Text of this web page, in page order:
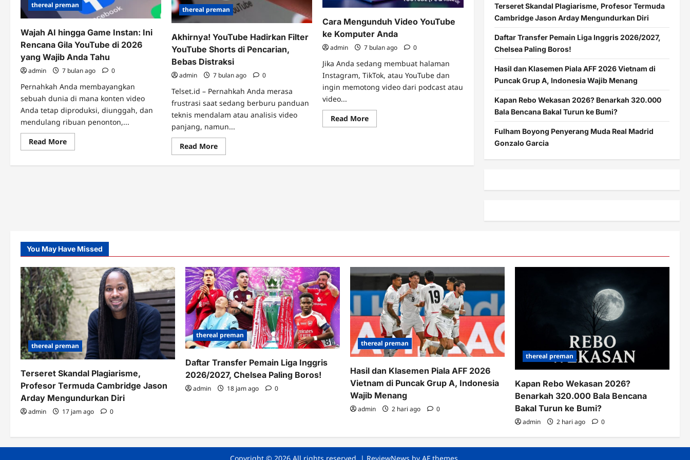
thereal preman
Wajah AI hingga Game Instan: Ini
Rencana Gila YouTube di 2026
yang Wajib Anda Tahu
admin 7 bulan ago 0
Pernahkah Anda membayangkan
sebuah dunia di mana konten video
Anda tetap diproduksi, diunggah, dan
mendulang ribuan penonton,...
Read MoreRead
more
yang
Wajib
Anda
thereal preman
Akhirnya! YouTube Hadirkan Filter
YouTube Shorts di Pencarian,
Bebas Distraksi
admin 7 bulan ago 0
Telset.id – Pernahkah Anda merasa
frustrasi saat sedang berburu panduan
teknis mendalam atau analisis video
panjang, namun...
Read MoreRead
more
Akhirnya!
Cara Mengunduh Video YouTube
ke Komputer Anda
admin 7 bulan ago 0
Jika Anda sedang membuat halaman
Instagram, TikTok, atau YouTube dan
ingin memotong video dari podcast atau
video...
Read MoreRead
more
ke
Terseret Skandal Plagiarisme, Profesor Termuda
Cambridge Jason Arday Mengundurkan Diri
Daftar Transfer Pemain Liga Inggris 2026/2027,
Chelsea Paling Boros!
Hasil dan Klasemen Piala AFF 2026 Vietnam di
Puncak Grup A, Indonesia Wajib Menang
Kapan Rebo Wekasan 2026? Benarkah 320.000
Bala Bencana Bakal Turun ke Bumi?
Fulham Boyong Penyerang Muda Real Madrid
Gonzalo Garcia
You May Have Missed
thereal preman
Terseret Skandal Plagiarisme,
Profesor Termuda Cambridge Jason
Arday Mengundurkan Diri
admin 17 jam ago 0
thereal preman
Daftar Transfer Pemain Liga Inggris
2026/2027, Chelsea Paling Boros!
admin 18 jam ago 0
thereal preman
Hasil dan Klasemen Piala AFF 2026
Vietnam di Puncak Grup A, Indonesia
Wajib Menang
admin 2 hari ago 0
thereal preman
Kapan Rebo Wekasan 2026?
Benarkah 320.000 Bala Bencana
Bakal Turun ke Bumi?
admin 2 hari ago 0